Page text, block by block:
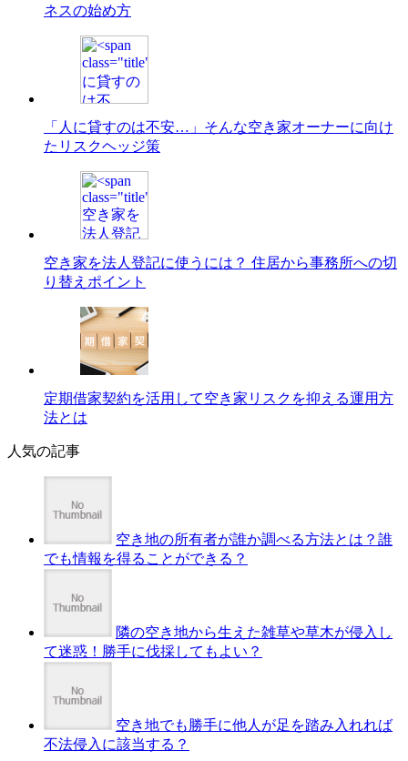
ネスの始め方
「人に貸すのは不安…」そんな空き家オーナーに向け
たリスクヘッジ策
空き家を法人登記に使うには？ 住居から事務所への切
り替えポイント
定期借家契約を活用して空き家リスクを抑える運用方
法とは
人気の記事
空き地の所有者が誰か調べる方法とは？誰
でも情報を得ることができる？
隣の空き地から生えた雑草や草木が侵入し
て迷惑！勝手に伐採してもよい？
空き地でも勝手に他人が足を踏み入れれば
不法侵入に該当する？